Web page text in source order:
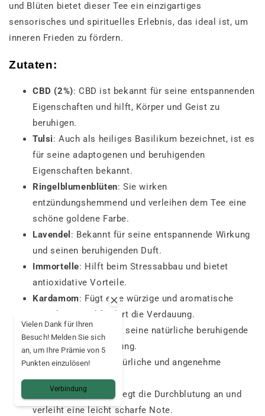
und Blüten bietet dieser Tee ein einzigartiges
sensorisches und spirituelles Erlebnis, das ideal ist, um
inneren Frieden zu fördern.
Zutaten:
CBD (2%): CBD ist bekannt für seine entspannenden
Eigenschaften und hilft, Körper und Geist zu
beruhigen.
Tulsi: Auch als heiliges Basilikum bezeichnet, ist es
für seine adaptogenen und beruhigenden
Eigenschaften bekannt.
Ringelblumenblüten: Sie wirken
entzündungshemmend und verleihen dem Tee eine
schöne goldene Farbe.
Lavendel : Bekannt für seine entspannende Wirkung
und seinen beruhigenden Duft.
Immortelle: Hilft beim Stressabbau und bietet
antioxidative Vorteile.
Kardamom: Fügt eine würzige und aromatische
Note hinzu und fördert die Verdauung.
Baldrian: Bekannt für seine natürliche beruhigende
und sedierende Wirkung.
Apfel: Bietet eine natürliche und angenehme
Weichheit.
Schwarzer Pfeffer
: Regt die Durchblutung an und
verleiht eine leicht scharfe Note.
Vielen Dank für Ihren
Besuch! Melden Sie sich
an, um Ihre Prämie von 5
Punkten einzulösen!
Verbindung